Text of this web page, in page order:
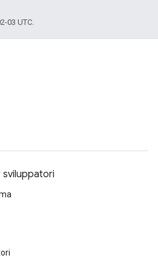
03 UTC.